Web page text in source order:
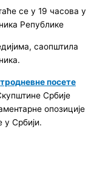
се у 19 часова у
Републике
саопштила
тродневне посете
Србије
опозиције
у Србији.